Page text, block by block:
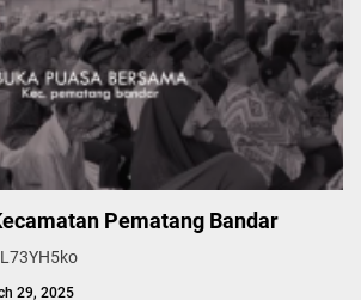
Pematang Bandar
29, 2025